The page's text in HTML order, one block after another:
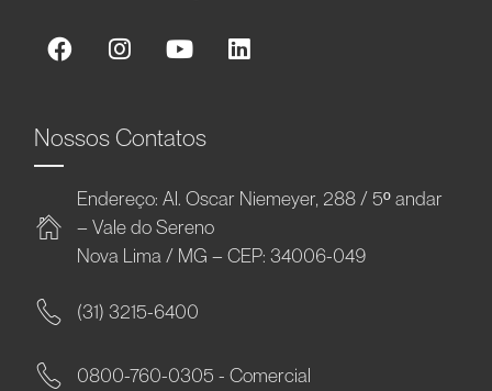
Nossos Contatos
Endereço: Al. Oscar Niemeyer, 288 / 5º andar
– Vale do Sereno
Nova Lima / MG – CEP: 34006-049
(31) 3215-6400
0800-760-0305 - Comercial